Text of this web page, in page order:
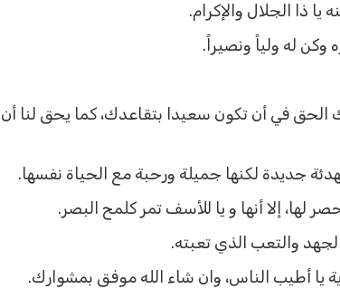
ذا الجلال والإكرام.
وكن له ولياً ونصيراً.
الحق في أن تكون سعيدا بتقاعدك، كما يحق لنا
جديدة لكنها جميلة ورحبة مع الحياة نفسها.
لها، إلا أنها و يا للأسف تمر كلمح البصر.
والتعب الذي تعبته.
أطيب الناس، وان شاء الله موفق بمشوارك.